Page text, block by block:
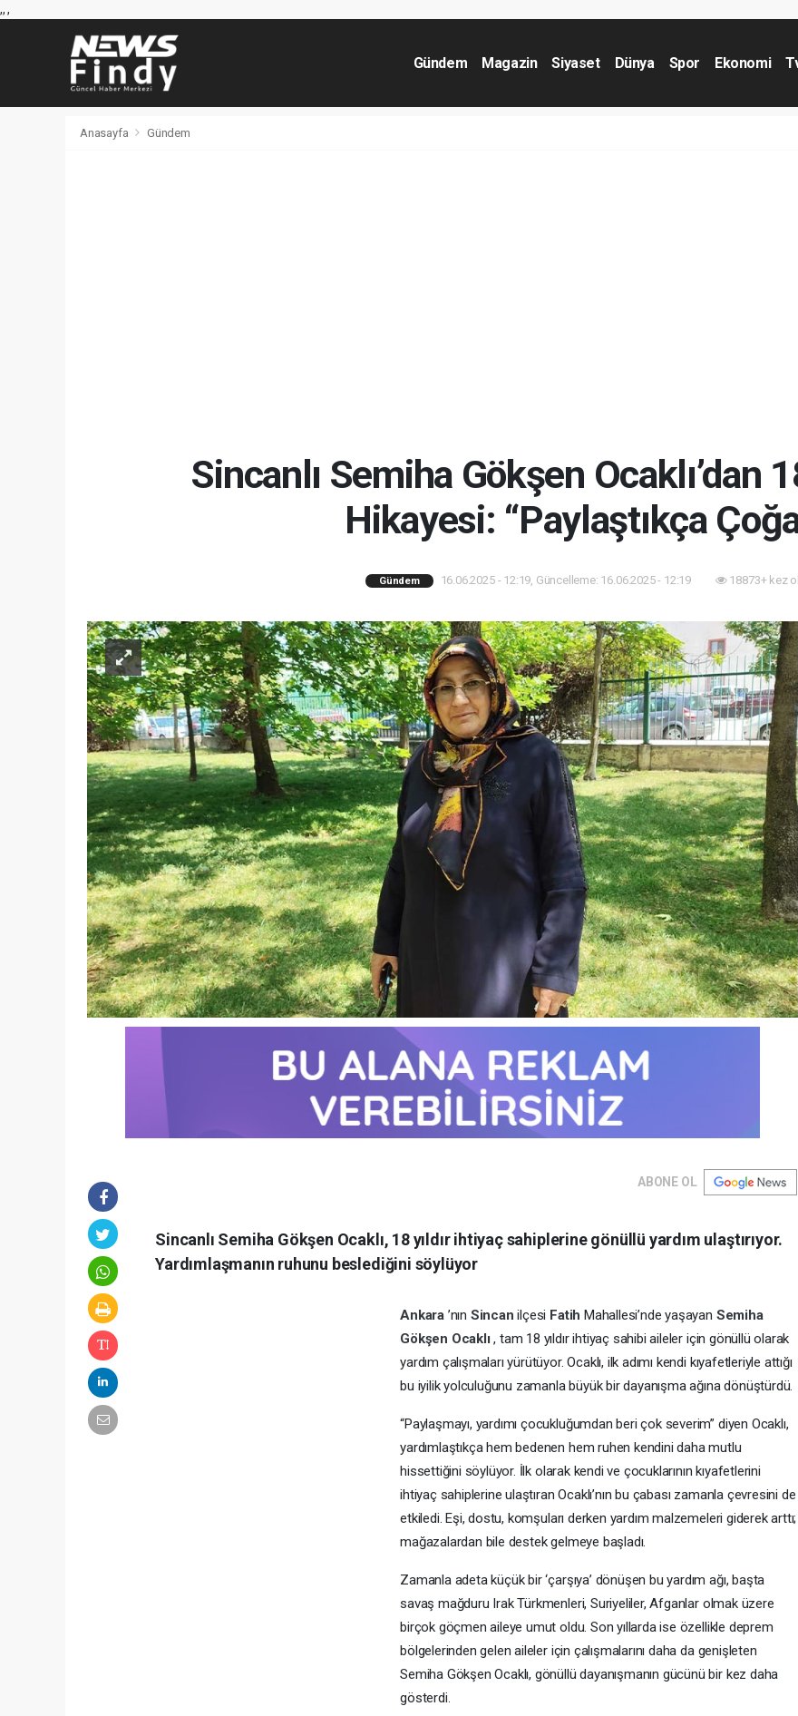
,,,
Gündem Magazin Siyaset Dünya Spor Ekonomi
Anasayfa Gündem
Sincanlı Semiha Gökşen Ocaklı’dan
Hikayesi: “Paylaştıkça
Gündem 16.06.2025 - 12:19, Güncelleme: 16.06.2025 - 12:19 18873+ kez
ABONE OL
Sincanlı Semiha Gökşen Ocaklı, 18 yıldır ihtiyaç sahiplerine gönüllü yardım ulaştırıyor.
Yardımlaşmanın ruhunu beslediğini söylüyor
Ankara ’nın Sincanilçesi Fatih Mahallesi’nde yaşayan Semiha
Gökşen Ocaklı, tam 18 yıldır ihtiyaç sahibi aileler için gönüllü olarak
yardım çalışmaları yürütüyor. Ocaklı, ilk adımı kendi kıyafetleriyle attığı
bu iyilik yolculuğunu zamanla büyük bir dayanışma ağına dönüştürdü.
“Paylaşmayı, yardımı çocukluğumdan beri çok severim” diyen Ocaklı,
yardımlaştıkça hem bedenen hem ruhen kendini daha mutlu
hissettiğini söylüyor. İlk olarak kendi ve çocuklarının kıyafetlerini
ihtiyaç sahiplerine ulaştıran Ocaklı’nın bu çabası zamanla çevresini de
etkiledi. Eşi, dostu, komşuları derken yardım malzemeleri giderek arttı;
mağazalardan bile destek gelmeye başladı.
Zamanla adeta küçük bir ‘çarşıya’ dönüşen bu yardım ağı, başta
savaş mağduru Irak Türkmenleri, Suriyeliler, Afganlar olmak üzere
birçok göçmen aileye umut oldu. Son yıllarda ise özellikle deprem
bölgelerinden gelen aileler için çalışmalarını daha da genişleten
Semiha Gökşen Ocaklı, gönüllü dayanışmanın gücünü bir kez daha
gösterdi.